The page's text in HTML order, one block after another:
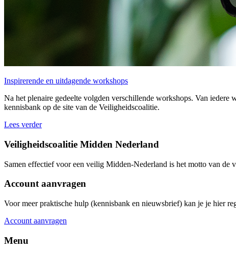
Inspirerende en uitdagende workshops
Na het plenaire gedeelte volgden verschillende workshops. Van
kennisbank op de site van de Veiligheidscoalitie.
Lees verder
Veiligheidscoalitie Midden Nederland
Samen effectief voor een veilig Midden-Nederland is het motto van
Account aanvragen
Voor meer praktische hulp (kennisbank en nieuwsbrief) kan je je hier
Account aanvragen
Menu